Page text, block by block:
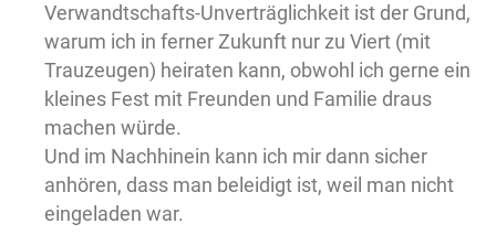
Verwandtschafts-Unverträglichkeit ist der Grund,
warum ich in ferner Zukunft nur zu Viert (mit
Trauzeugen) heiraten kann, obwohl ich gerne ein
kleines Fest mit Freunden und Familie draus
machen würde.
Und im Nachhinein kann ich mir dann sicher
anhören, dass man beleidigt ist, weil man nicht
eingeladen war.